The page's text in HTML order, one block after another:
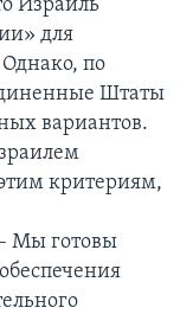
Израиль
для
Однако, по
Штаты
вариантов.
критериям,
Мы готовы